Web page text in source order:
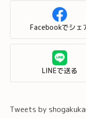
Facebookでシェ
LINEで送る
Tweets by